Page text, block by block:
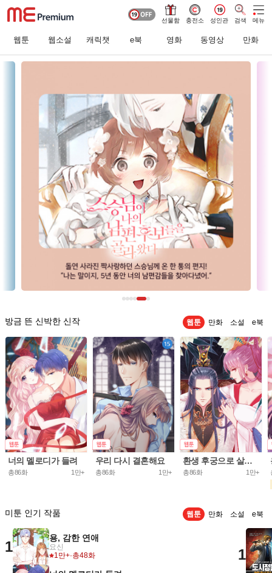
선물함 충전소 성인관 검색 메뉴
웹툰 웹소설 캐릭챗 e북 영화 동영상 만화
방금 뜬 신박한 신작 웹툰 만화 소설 e북
너의 멜로디가 들려
총86화 1만+
우리 다시 결혼해요
총86화 1만+
환생 후궁으로 살아가는 법
총86화 1만+
미툰 인기 작품 웹툰 만화 소설 e북
1
용, 감한 연애
요신
1만+·총48화 1